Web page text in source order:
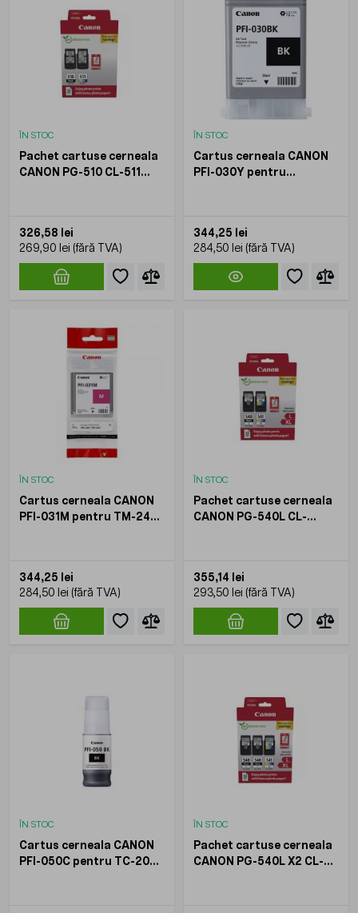
ÎN STOC
Pachet cartuse cerneala
CANON PG-510 CL-511
326,58 lei
269,90 lei
ÎN STOC
Cartus cerneala CANON
PFI-030Y pentru
344,25 lei
284,50 lei
ÎN STOC
Cartus cerneala CANON
PFI-031M pentru TM-240
344,25 lei
284,50 lei
ÎN STOC
Pachet cartuse cerneala
CANON PG-540L CL-
Multicolor
355,14 lei
293,50 lei
ÎN STOC
Cartus cerneala CANON
PFI-050C pentru TC-20
ÎN STOC
Pachet cartuse cerneala
CANON PG-540L X2 CL-